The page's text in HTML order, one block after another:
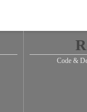
Code &